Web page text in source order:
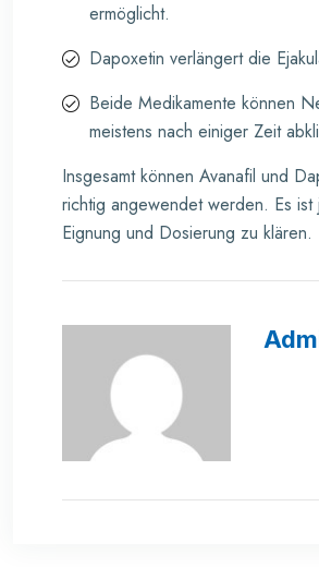
ermöglicht.
Dapoxetin verlängert die
Beide Medikamente können
meistens nach einiger Zeit
Insgesamt können Avanafil und
richtig angewendet werden. Es
Eignung und Dosierung zu klären.